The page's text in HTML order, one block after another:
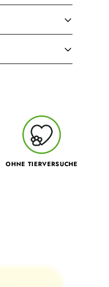
OHNE TIERVERSUCHE